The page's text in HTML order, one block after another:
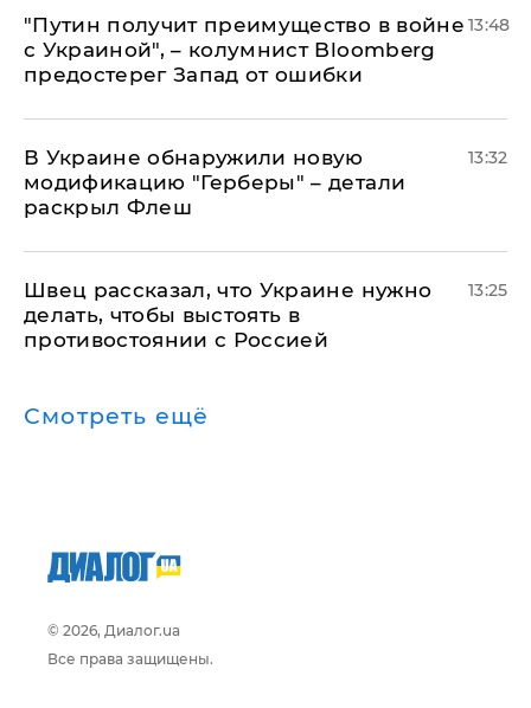
"Путин получит преимущество в войне
с Украиной", – колумнист Bloomberg
предостерег Запад от ошибки
13:48
В Украине обнаружили новую
модификацию "Герберы" – детали
раскрыл Флеш
13:32
Швец рассказал, что Украине нужно
делать, чтобы выстоять в
противостоянии с Россией
13:25
Смотреть ещё
© 2026, Диалог.ua
Все права защищены.